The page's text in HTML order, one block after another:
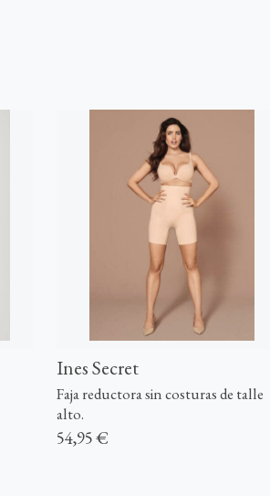
Ines Secret
Faja reductora sin costuras de talle
alto.
54,95 €